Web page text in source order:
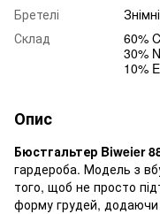
Бретелі
Склад
60%
30%
10%
Опис
Бюстгальтер Biweier
гардероба. Модель з
того, щоб не просто
форму грудей, додаючи